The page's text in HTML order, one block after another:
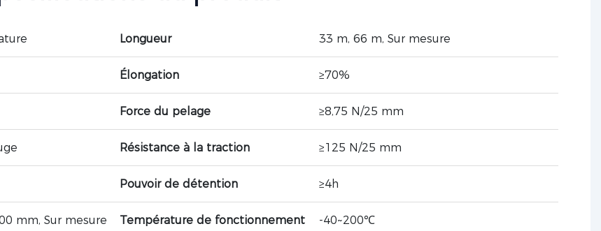
Longueur 33 m, 66 m, Sur mesure
Élongation ≥70%
Force du pelage ≥8,75 N/25 mm
Résistance à la traction ≥125 N/25 mm
Pouvoir de détention ≥4h
mm, Sur mesure Température de fonctionnement -40~200℃